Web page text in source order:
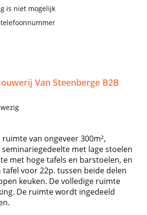
is niet mogelijk
Van Steenberge B2B
van ongeveer 300m²,
met lage stoelen
met hoge tafels en barstoelen, en
voor 22p. tussen beide delen
keuken. De volledige ruimte
De ruimte wordt ingedeeld